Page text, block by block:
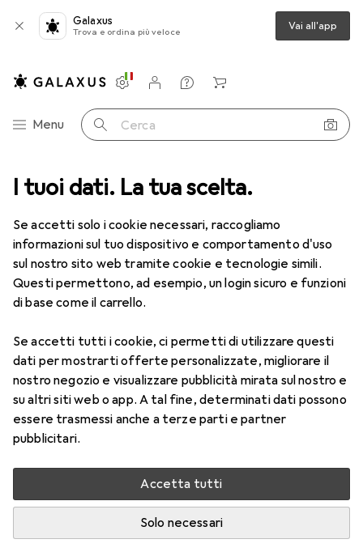
I tuoi dati. La tua scelta.
Se accetti solo i cookie necessari, raccogliamo
informazioni sul tuo dispositivo e comportamento d'uso
sul nostro sito web tramite cookie e tecnologie simili.
Questi permettono, ad esempio, un login sicuro e funzioni
di base come il carrello.
Se accetti tutti i cookie, ci permetti di utilizzare questi
dati per mostrarti offerte personalizzate, migliorare il
nostro negozio e visualizzare pubblicità mirata sul nostro e
su altri siti web o app. A tal fine, determinati dati possono
essere trasmessi anche a terze parti e partner
pubblicitari.
Accetta tutti
Solo necessari
Galaxus
Trova e ordina più veloce Vai all'app
Categoria Navigazione
Menu Cerca
Impostazioni
Conto cliente
Liste di confronto
Liste dei desideri
Carrello
Lenti a contatto Air Optix più HydraGlyde per l'astigmatismo
1 Immagine
Air Optix più HydraGlyde per
-2, Obiettivo mensile, 6 pz., Torico
Prezzo in EUR IVA incl.
EUR
49,16 EUR
8,20/1pz.
Consegna tra lun, 17/8 e mer, 19/8
Più di 10 pezzi in stock presso il fornitore